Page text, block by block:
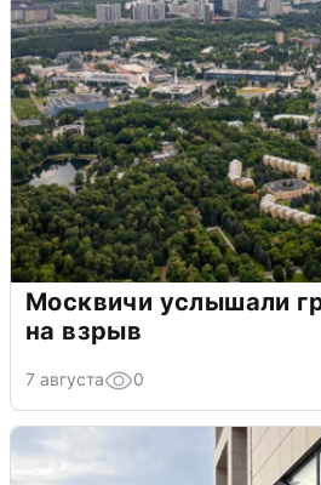
Москвичи услышали
на взрыв
7 августа 0